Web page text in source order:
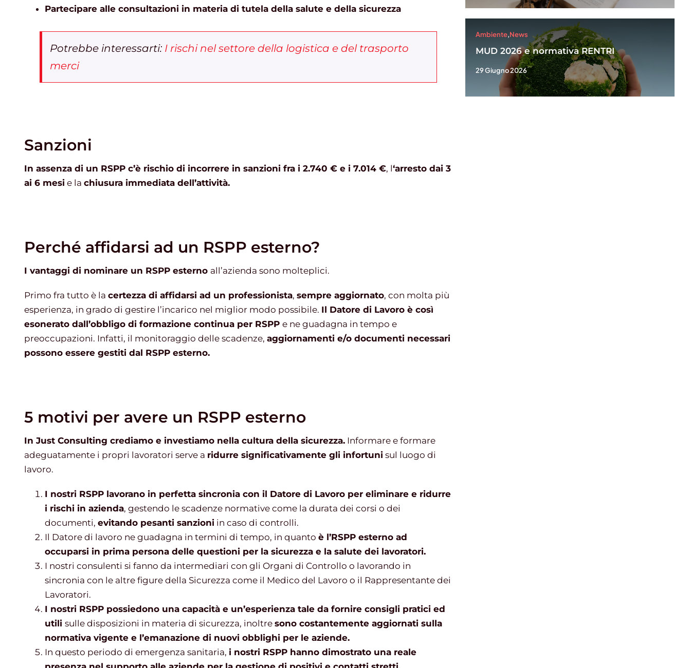
Partecipare alle consultazioni in materia di tutela della salute e della sicurezza
Potrebbe interessarti: I rischi nel settore della logistica e del trasporto
merci
Sanzioni
In assenza di un RSPP c’è rischio di incorrere in sanzioni fra i 2.740 € e i 7.014 €, l‘arresto dai 3
ai 6 mesi e la chiusura immediata dell’attività.
Perché affidarsi ad un RSPP esterno?
I vantaggi di nominare un RSPP esterno all’azienda sono molteplici.
Primo fra tutto è la certezza di affidarsi ad un professionista, sempre aggiornato, con molta più
esperienza, in grado di gestire l’incarico nel miglior modo possibile. Il Datore di Lavoro è così
esonerato dall’obbligo di formazione continua per RSPP e ne guadagna in tempo e
preoccupazioni. Infatti, il monitoraggio delle scadenze, aggiornamenti e/o documenti necessari
possono essere gestiti dal RSPP esterno.
5 motivi per avere un RSPP esterno
In Just Consulting crediamo e investiamo nella cultura della sicurezza. Informare e formare
adeguatamente i propri lavoratori serve a ridurre significativamente gli infortuni sul luogo di
lavoro.
I nostri RSPP lavorano in perfetta sincronia con il Datore di Lavoro per eliminare e ridurre
i rischi in azienda, gestendo le scadenze normative come la durata dei corsi o dei
documenti, evitando pesanti sanzioni in caso di controlli.
Il Datore di lavoro ne guadagna in termini di tempo, in quanto è l’RSPP esterno ad
occuparsi in prima persona delle questioni per la sicurezza e la salute dei lavoratori.
I nostri consulenti si fanno da intermediari con gli Organi di Controllo o lavorando in
sincronia con le altre figure della Sicurezza come il Medico del Lavoro o il Rappresentante dei
Lavoratori.
I nostri RSPP possiedono una capacità e un’esperienza tale da fornire consigli pratici ed
utili sulle disposizioni in materia di sicurezza, inoltre sono costantemente aggiornati sulla
normativa vigente e l’emanazione di nuovi obblighi per le aziende.
In questo periodo di emergenza sanitaria, i nostri RSPP hanno dimostrato una reale
Ambiente,News
MUD 2026 e normativa RENTRI
29 Giugno 2026